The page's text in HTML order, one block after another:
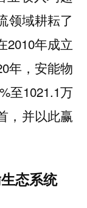
领域耕耘了
2010年成立
年，安能物
至1021.1万
，并以此赢
态系统